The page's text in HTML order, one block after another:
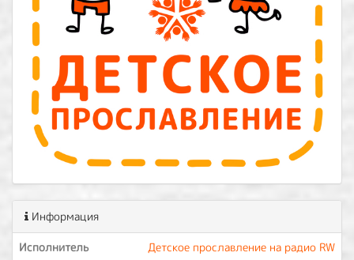
Информация
Исполнитель
Детское прославление на радио RW